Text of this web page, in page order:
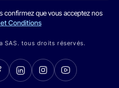
confirmez que vous acceptez nos
Conditions
SAS. tous droits réservés.